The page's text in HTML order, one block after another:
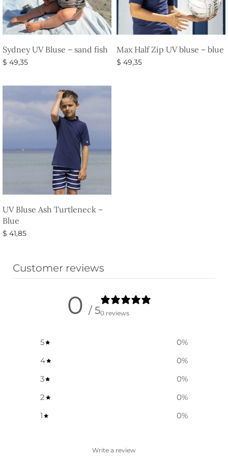
Sydney UV Bluse – sand fish
$ 49,35
Max Half Zip UV bluse – blue
$ 49,35
UV Bluse Ash Turtleneck –
Blue
$ 41,85
Customer reviews
0 / 50 reviews
5 0%
4
0%
3
0%
2
0%
1
0%
Write a review